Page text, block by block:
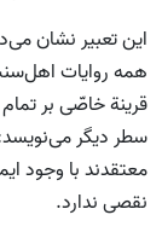
این تعبیر نشان
همه روایات
قرینة خاصّی بر
سطر دیگر
معتقدند با وجود
نقصی ندارد.